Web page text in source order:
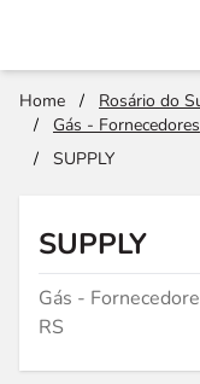
Home /
Rosário do
/
Gás - Fornecedores
/
SUPPLY
SUPPLY
Gás -
RS